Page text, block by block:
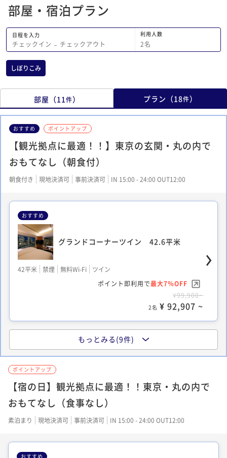
部屋・宿泊プラン
日程を入力
チェックイン − チェックアウト
利用人数
2名
しぼりこみ
部屋 （11 件） プラン （18件）
おすすめ ポイントアップ
【観光拠点に最適！！】東京の玄関・丸の内で
おもてなし（朝食付）
朝食付き 現地決済可 事前決済可 IN 15:00 - 24:00 OUT12:00
おすすめ
グランドコーナーツイン 42.6平米
42平米 禁煙 無料Wi-Fi
ツイン
ポイント即利用で最大7％OFF
¥99,900~
2名 ¥ 92,907 ~
モデレートツイン 27.2平米
27平米 禁煙 無料Wi-Fi
ツイン
ポイント即利用で
2名 ¥ 63,147 ~
もっとみる(9件)
ポイントアップ
【宿の日】観光拠点に最適！！東京・丸の内で
おもてなし（食事なし）
素泊まり 現地決済可 事前決済可 IN 15:00 - 24:00 OUT12:00
おすすめ